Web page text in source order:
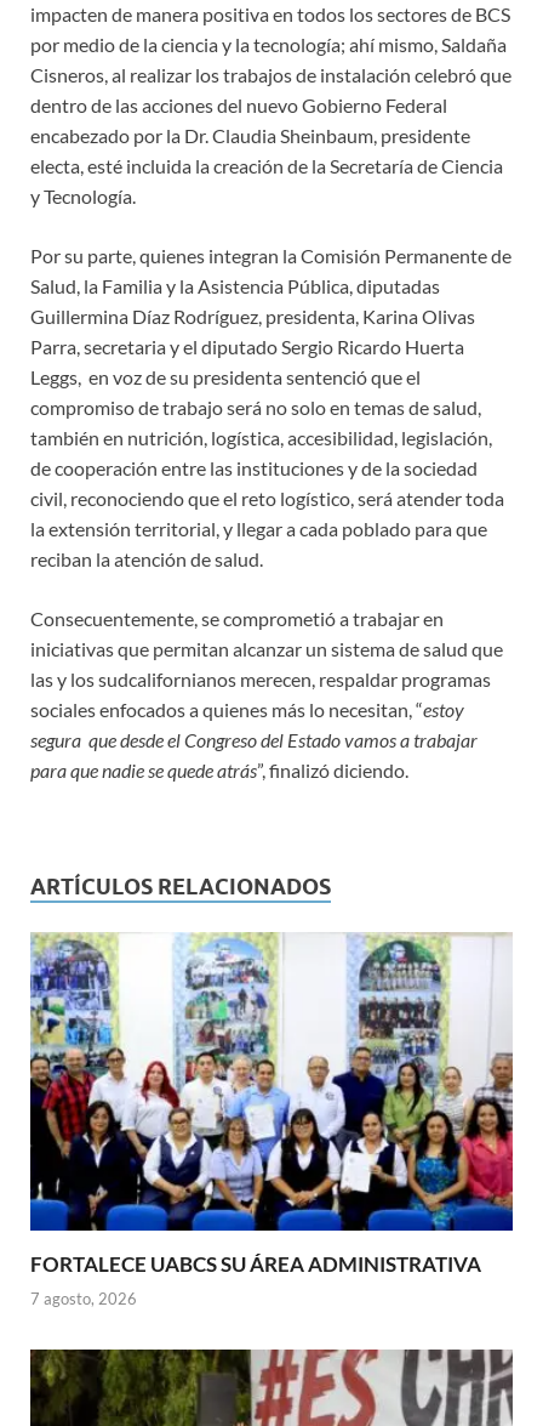
impacten de manera positiva en todos los sectores de BCS
por medio de la ciencia y la tecnología; ahí mismo, Saldaña
Cisneros, al realizar los trabajos de instalación celebró que
dentro de las acciones del nuevo Gobierno Federal
encabezado por la Dr. Claudia Sheinbaum, presidente
electa, esté incluida la creación de la Secretaría de Ciencia
y Tecnología.
Por su parte, quienes integran la Comisión Permanente de
Salud, la Familia y la Asistencia Pública, diputadas
Guillermina Díaz Rodríguez, presidenta, Karina Olivas
Parra, secretaria y el diputado Sergio Ricardo Huerta
Leggs, en voz de su presidenta sentenció que el
compromiso de trabajo será no solo en temas de salud,
también en nutrición, logística, accesibilidad, legislación,
de cooperación entre las instituciones y de la sociedad
civil, reconociendo que el reto logístico, será atender toda
la extensión territorial, y llegar a cada poblado para que
reciban la atención de salud.
Consecuentemente, se comprometió a trabajar en
iniciativas que permitan alcanzar un sistema de salud que
las y los sudcalifornianos merecen, respaldar programas
sociales enfocados a quienes más lo necesitan, “estoy
segura que desde el Congreso del Estado vamos a trabajar
para que nadie se quede atrás”, finalizó diciendo.
ARTÍCULOS RELACIONADOS
FORTALECE UABCS SU ÁREA ADMINISTRATIVA
7 agosto, 2026